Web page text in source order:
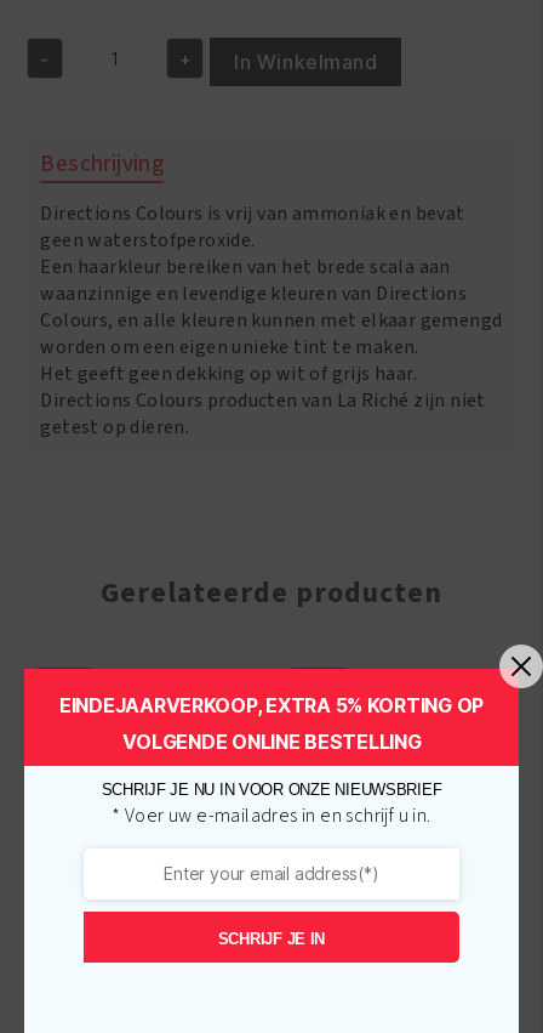
€5.99.
€4.99.
Color:
88ml
aantal
- + In Winkelmand
Beschrijving
Directions Colours is vrij van ammoniak en bevat
geen waterstofperoxide.
Een haarkleur bereiken van het brede scala aan
waanzinnige en levendige kleuren van Directions
Colours, en alle kleuren kunnen met elkaar gemengd
worden om een eigen unieke tint te maken.
Het geeft geen dekking op wit of grijs haar.
Directions Colours producten van La Riché zijn niet
getest op dieren.
Gerelateerde producten
African Pride Olive
Miracle Anti-Breakage
African Pride Shea
EINDEJAARVERKOOP, EXTRA 5% KORTING OP
VOLGENDE ONLINE BESTELLING
SCHRIJF JE NU IN VOOR ONZE NIEUWSBRIEF
* Voer uw e-mailadres in en schrijf u in.
SCHRIJF JE IN